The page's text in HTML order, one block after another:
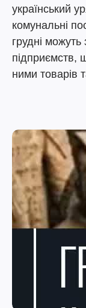
український
комунальні
грудні
підприємств,
ними товарів